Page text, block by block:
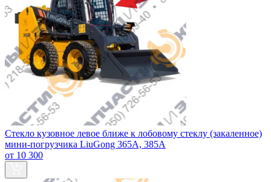
Стекло кузовное левое ближе к лобовому стеклу (закаленное)
мини-погрузчика LiuGong 365А, 385А
от 10 300